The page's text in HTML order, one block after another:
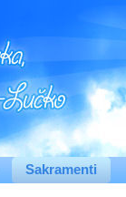
Sakramenti